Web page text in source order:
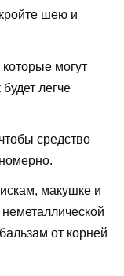
шею и
могут
легче
средство
макушке и
от корней